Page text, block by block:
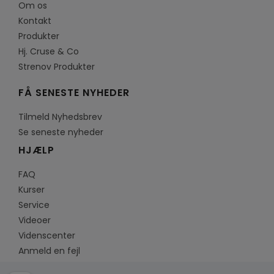
Om os
Kontakt
Produkter
Hj. Cruse & Co
Strenov Produkter
FÅ SENESTE NYHEDER
Tilmeld Nyhedsbrev
Se seneste nyheder
HJÆLP
FAQ
Kurser
Service
Videoer
Videnscenter
Anmeld en fejl